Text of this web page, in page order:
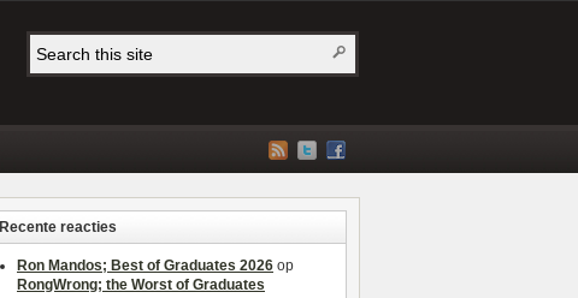
Recente reacties
Ron Mandos; Best of Graduates 2026 op
RongWrong; the Worst of Graduates